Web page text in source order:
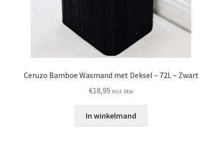
Ceruzo Bamboe Wasmand met Deksel – 72L – Zwart
€18,95 incl. btw
In winkelmand